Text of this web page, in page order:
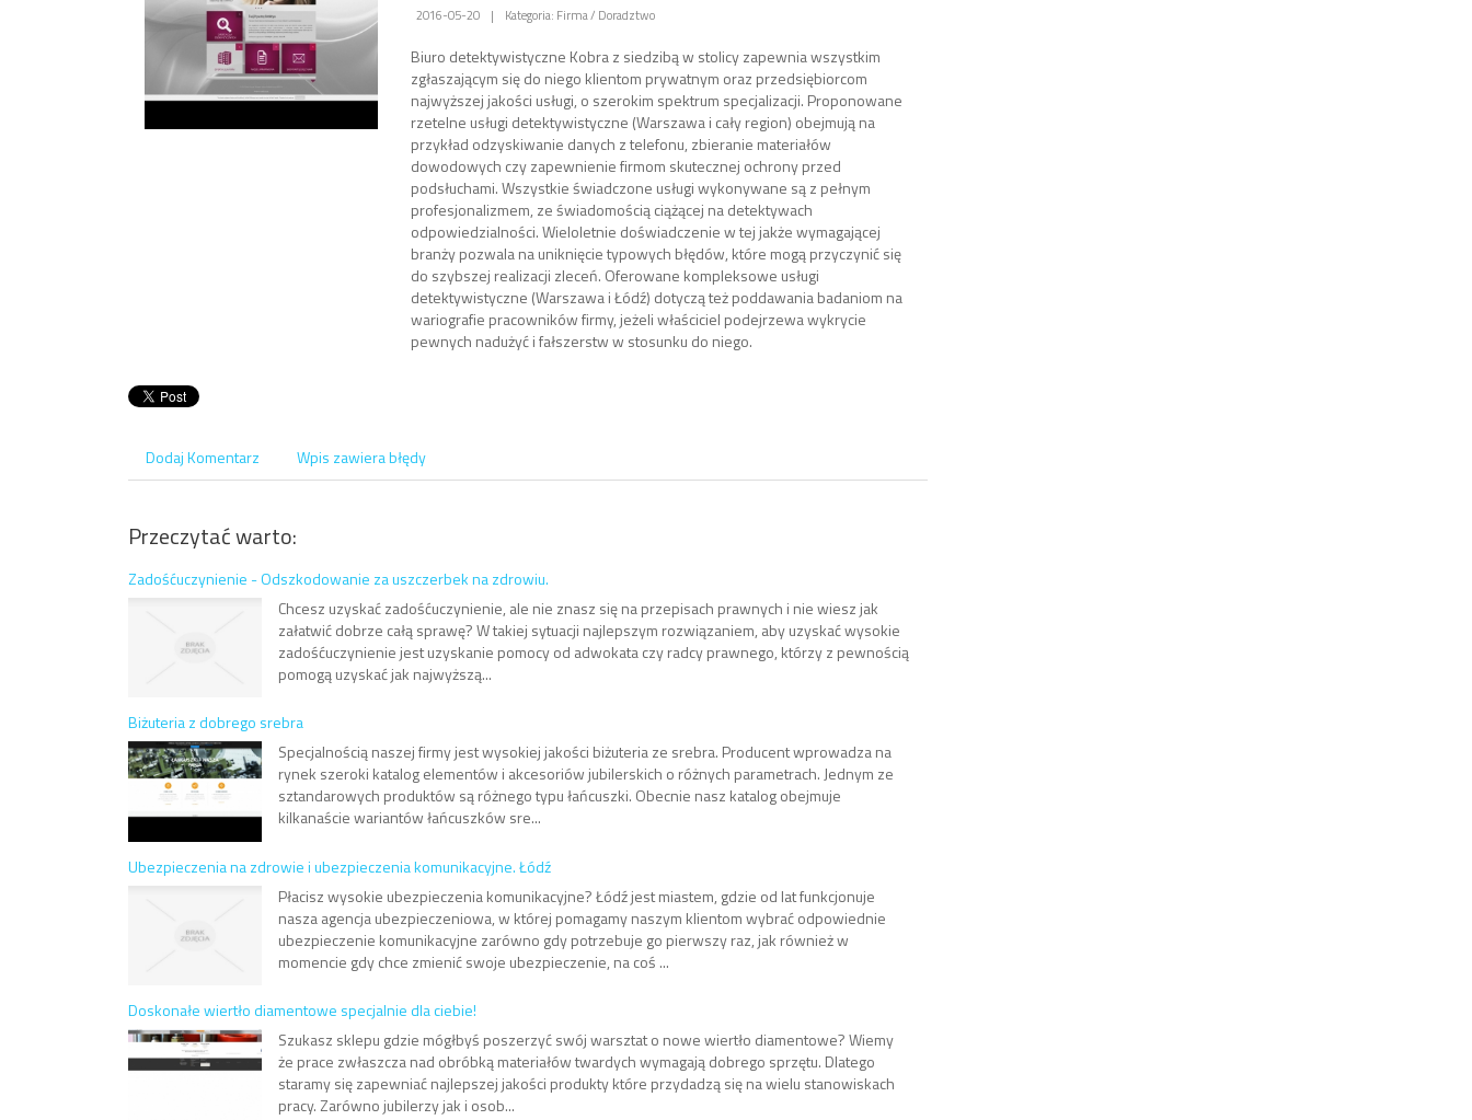
2016-05-20 | Kategoria: Firma / Doradztwo
Biuro detektywistyczne Kobra z siedzibą w stolicy zapewnia wszystkim
zgłaszającym się do niego klientom prywatnym oraz przedsiębiorcom
najwyższej jakości usługi, o szerokim spektrum specjalizacji. Proponowane
rzetelne usługi detektywistyczne (Warszawa i cały region) obejmują na
przykład odzyskiwanie danych z telefonu, zbieranie materiałów
dowodowych czy zapewnienie firmom skutecznej ochrony przed
podsłuchami. Wszystkie świadczone usługi wykonywane są z pełnym
profesjonalizmem, ze świadomością ciążącej na detektywach
odpowiedzialności. Wieloletnie doświadczenie w tej jakże wymagającej
branży pozwala na uniknięcie typowych błędów, które mogą przyczynić się
do szybszej realizacji zleceń. Oferowane kompleksowe usługi
detektywistyczne (Warszawa i Łódź) dotyczą też poddawania badaniom na
wariografie pracowników firmy, jeżeli właściciel podejrzewa wykrycie
pewnych nadużyć i fałszerstw w stosunku do niego.
Dodaj Komentarz Wpis zawiera błędy
Przeczytać warto:
Zadośćuczynienie - Odszkodowanie za uszczerbek na zdrowiu.
Chcesz uzyskać zadośćuczynienie, ale nie znasz się na przepisach prawnych i nie wiesz jak
załatwić dobrze całą sprawę? W takiej sytuacji najlepszym rozwiązaniem, aby uzyskać wysokie
zadośćuczynienie jest uzyskanie pomocy od adwokata czy radcy prawnego, którzy z pewnością
pomogą uzyskać jak najwyższą...
Biżuteria z dobrego srebra
Specjalnością naszej firmy jest wysokiej jakości biżuteria ze srebra. Producent wprowadza na
rynek szeroki katalog elementów i akcesoriów jubilerskich o różnych parametrach. Jednym ze
sztandarowych produktów są różnego typu łańcuszki. Obecnie nasz katalog obejmuje
kilkanaście wariantów łańcuszków sre...
Ubezpieczenia na zdrowie i ubezpieczenia komunikacyjne. Łódź
Płacisz wysokie ubezpieczenia komunikacyjne? Łódź jest miastem, gdzie od lat funkcjonuje
nasza agencja ubezpieczeniowa, w której pomagamy naszym klientom wybrać odpowiednie
ubezpieczenie komunikacyjne zarówno gdy potrzebuje go pierwszy raz, jak również w
momencie gdy chce zmienić swoje ubezpieczenie, na coś ...
Doskonałe wiertło diamentowe specjalnie dla ciebie!
Szukasz sklepu gdzie mógłbyś poszerzyć swój warsztat o nowe wiertło diamentowe? Wiemy
że prace zwłaszcza nad obróbką materiałów twardych wymagają dobrego sprzętu. Dlatego
staramy się zapewniać najlepszej jakości produkty które przydadzą się na wielu stanowiskach
pracy. Zarówno jubilerzy jak i osob...